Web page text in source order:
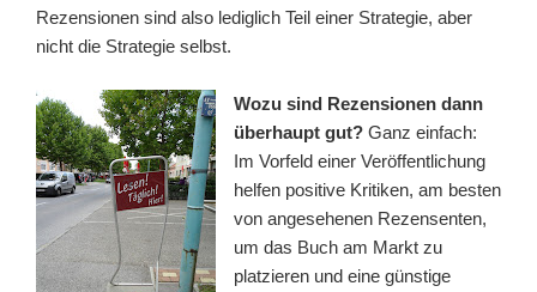
Rezensionen sind also lediglich Teil einer Strategie, aber
nicht die Strategie selbst.
Wozu sind Rezensionen dann
überhaupt gut? Ganz einfach:
Im Vorfeld einer Veröffentlichung
helfen positive Kritiken, am besten
von angesehenen Rezensenten,
um das Buch am Markt zu
platzieren und eine günstige